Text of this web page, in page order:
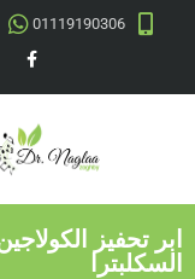
01119190306
السكلبترا